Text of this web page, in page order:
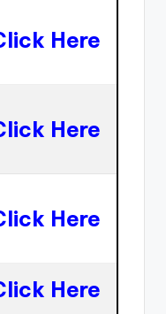
Here
Here
Here
Here